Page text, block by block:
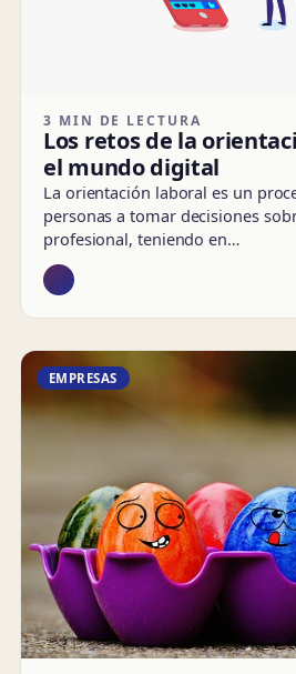
3 MIN DE LECTURA
Los retos de la
el mundo digital
La orientación laboral es un
personas a tomar decisiones
profesional, teniendo en…
EMPRESAS